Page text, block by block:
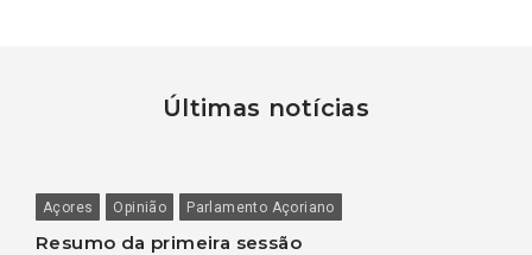
Últimas notícias
Açores Opinião Parlamento Açoriano
Resumo da primeira sessão